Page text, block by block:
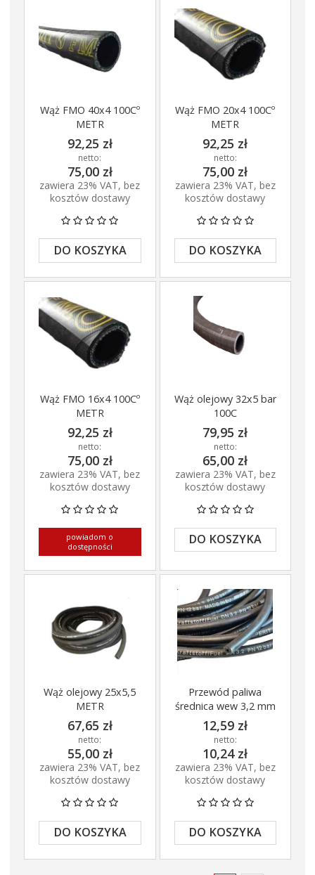
Wąż FMO 40x4 100Cº
METR
92,25 zł
netto:
75,00 zł
zawiera 23% VAT, bez
kosztów dostawy
DO KOSZYKA
Wąż FMO 20x4 100Cº
METR
92,25 zł
netto:
75,00 zł
zawiera 23% VAT, bez
kosztów dostawy
DO KOSZYKA
Wąż FMO 16x4 100Cº
METR
92,25 zł
netto:
75,00 zł
zawiera 23% VAT, bez
kosztów dostawy
powiadom o
dostępności
Wąż olejowy 32x5 bar
100C
79,95 zł
netto:
65,00 zł
zawiera 23% VAT, bez
kosztów dostawy
DO KOSZYKA
Wąż olejowy 25x5,5
METR
67,65 zł
netto:
55,00 zł
zawiera 23% VAT, bez
kosztów dostawy
DO KOSZYKA
Przewód paliwa
średnica wew 3,2 mm
12,59 zł
netto:
10,24 zł
zawiera 23% VAT, bez
kosztów dostawy
DO KOSZYKA